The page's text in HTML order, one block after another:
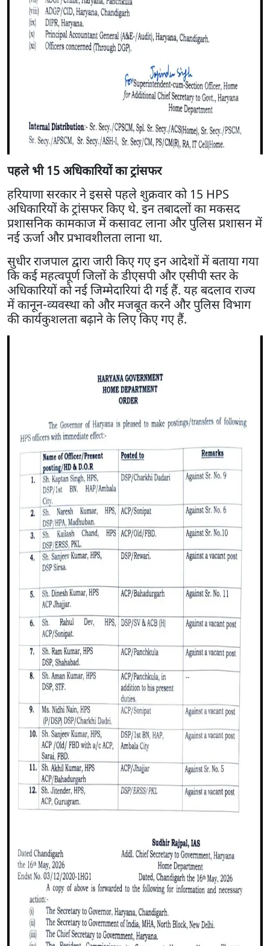
पहले भी 15 अधिकारियों का ट्रांसफर
हरियाणा सरकार ने इससे पहले शुक्रवार को 15 HPS
अधिकारियों के ट्रांसफर किए थे. इन तबादलों का मकसद
प्रशासनिक कामकाज में कसावट लाना और पुलिस प्रशासन में
नई ऊर्जा और प्रभावशीलता लाना था.
सुधीर राजपाल द्वारा जारी किए गए इन आदेशों में बताया गया
कि कई महत्वपूर्ण जिलों के डीएसपी और एसीपी स्तर के
अधिकारियों को नई जिम्मेदारियां दी गई हैं. यह बदलाव राज्य
में कानून-व्यवस्था को और मजबूत करने और पुलिस विभाग
की कार्यकुशलता बढ़ाने के लिए किए गए हैं.